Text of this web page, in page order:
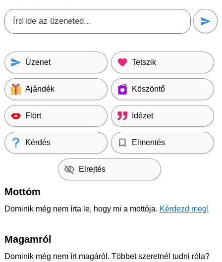
Üzenet Tetszik
Ajándék Köszöntő
Flört Idézet
Kérdés Elmentés
Elrejtés
Mottóm
Dominik még nem írta le, hogy mi a mottója. Kérdezd meg!
Magamról
Dominik még nem írt magáról. Többet szeretnél tudni róla?